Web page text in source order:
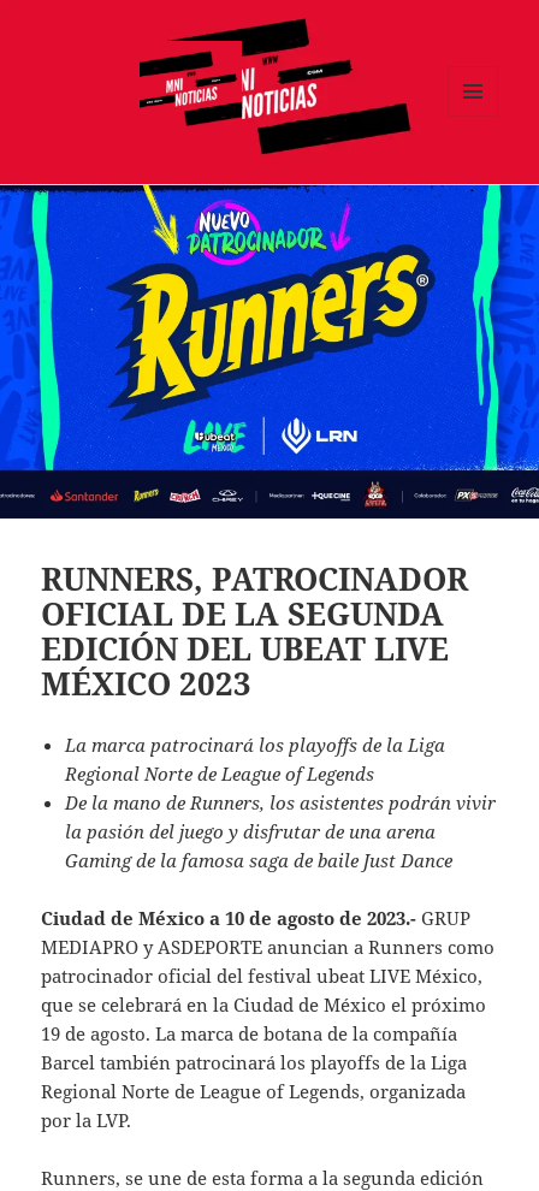
RUNNERS, PATROCINADOR
OFICIAL DE LA SEGUNDA
EDICIÓN DEL UBEAT LIVE
MÉXICO 2023
La marca patrocinará los playoffs de la Liga
Regional Norte de League of Legends
De la mano de Runners, los asistentes podrán vivir
la pasión del juego y disfrutar de una arena
Gaming de la famosa saga de baile Just Dance
Ciudad de México a 10 de agosto de 2023.-GRUP
MEDIAPRO y ASDEPORTE anuncian a Runners como
patrocinador oficial del festival ubeat LIVE México,
que se celebrará en la Ciudad de México el próximo
19 de agosto. La marca de botana de la compañía
Barcel también patrocinará los playoffs de la Liga
Regional Norte de League of Legends, organizada
por la LVP.
Runners, se une de esta forma a la segunda edición